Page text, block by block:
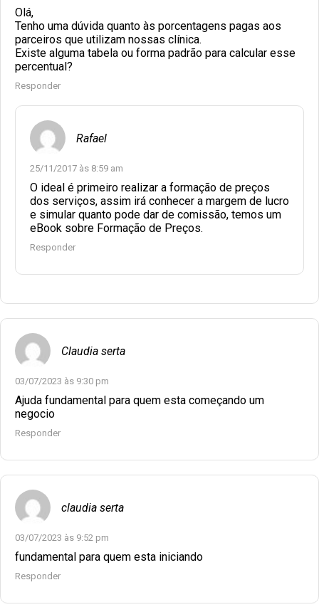
Olá,
Tenho uma dúvida quanto às porcentagens pagas aos
parceiros que utilizam nossas clínica.
Existe alguma tabela ou forma padrão para calcular esse
percentual?
Responder
Rafael
25/11/2017 às 8:59 am
O ideal é primeiro realizar a formação de preços
dos serviços, assim irá conhecer a margem de lucro
e simular quanto pode dar de comissão, temos um
eBook sobre Formação de Preços.
Responder
Claudia serta
03/07/2023 às 9:30 pm
Ajuda fundamental para quem esta começando um
negocio
Responder
claudia serta
03/07/2023 às 9:52 pm
fundamental para quem esta iniciando
Responder